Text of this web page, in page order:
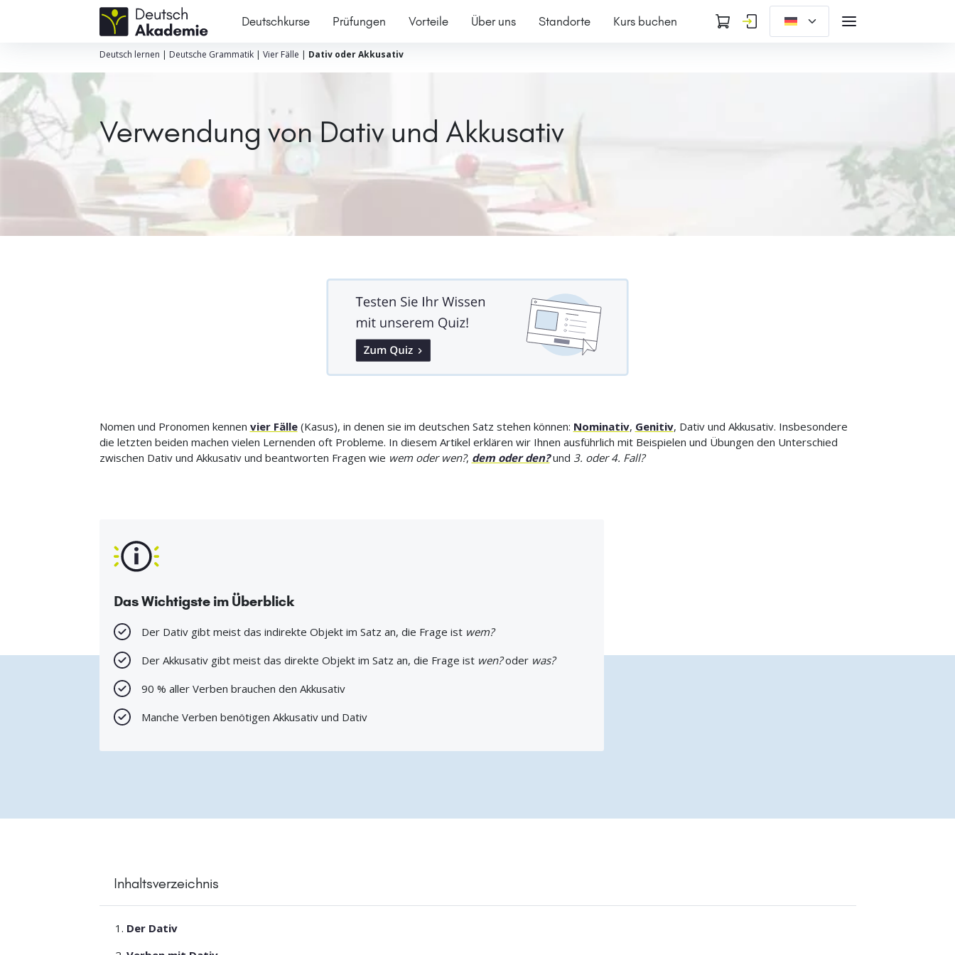
Deutschkurse Prüfungen Vorteile Über uns Standorte Kurs buchen
Deutsch lernen | Deutsche Grammatik| Vier Fälle | Dativ oder Akkusativ
Verwendung von Dativ und Akkusativ
Nomen und Pronomen kennen vier Fälle(Kasus), in denen sie im deutschen Satz stehen können: Nominativ, Genitiv, Dativ und Akkusativ. Insbesondere
die letzten beiden machen vielen Lernenden oft Probleme. In diesem Artikel erklären wir Ihnen ausführlich mit Beispielen und Übungen den Unterschied
zwischen Dativ und Akkusativ und beantworten Fragen wie wem oder wen?, dem oder den?und 3. oder 4. Fall?
Das Wichtigste im Überblick
Der Dativ gibt meist das indirekte Objekt im Satz an, die Frage ist wem?
Der Akkusativ gibt meist das direkte Objekt im Satz an, die Frage ist wen?oder was?
90 % aller Verben brauchen den Akkusativ
Manche Verben benötigen Akkusativ und Dativ
Inhaltsverzeichnis
Der Dativ